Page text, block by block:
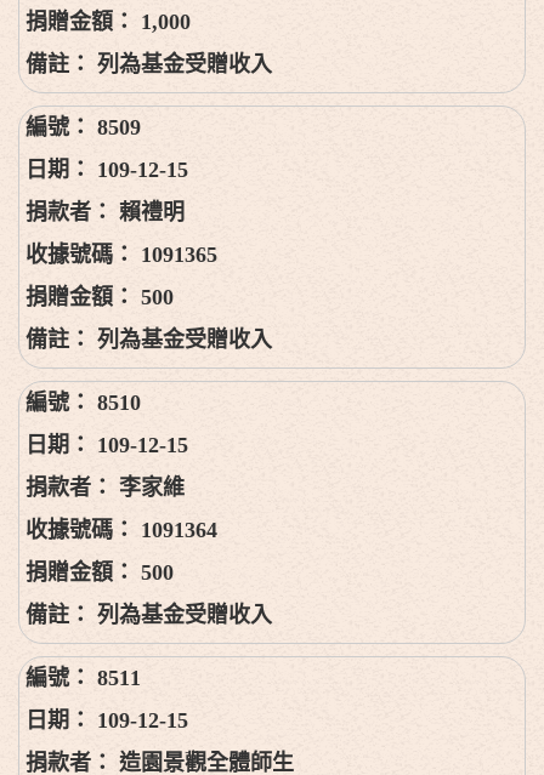
1,000
列為基金受贈收入
8509
109-12-15
賴禮明
1091365
500
列為基金受贈收入
8510
109-12-15
李家維
1091364
500
列為基金受贈收入
8511
109-12-15
造園景觀全體師生